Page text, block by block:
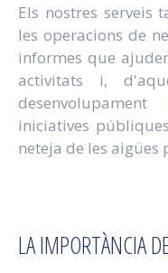
Els nostres serveis
les operacions de
informes que
activitats i,
iniciatives
neteja de les aigües
LA IMPORTÀNCIA